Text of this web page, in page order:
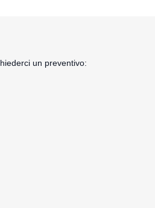
un preventivo: